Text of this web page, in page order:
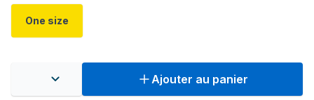
One size
Ajouter au panier